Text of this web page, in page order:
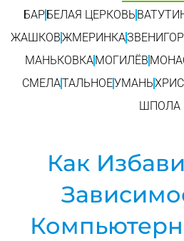
БАРБЕЛАЯ ЦЕРКОВЬ
ЖАШКОВЖМЕРИНКА
МАНЬКОВКАМОГИЛЁВ
СМЕЛАТАЛЬНОЕУМАНЬ
ШПОЛА
Как